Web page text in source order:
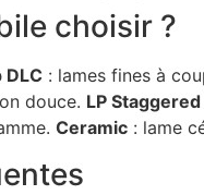
choisir ?
DLC : lames fines à
douce. LP
Ceramic : lame